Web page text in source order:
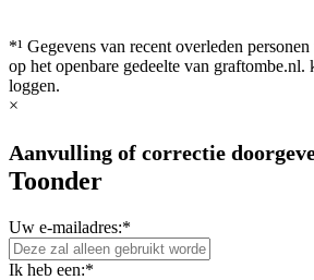
*¹ Gegevens van recent overleden
op het openbare gedeelte van graftombe.nl.
loggen.
×
Aanvulling of correctie
Toonder
Uw e-mailadres:*
Ik heb een:*